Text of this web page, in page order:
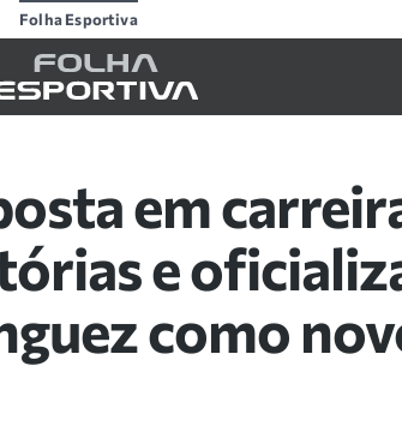
Folha Esportiva
em
e
como